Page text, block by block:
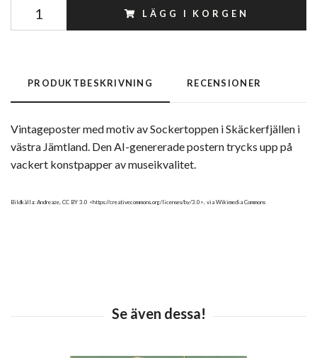
LÄGG I KORGEN
PRODUKTBESKRIVNING RECENSIONER
Vintageposter med motiv av Sockertoppen i Skäckerfjällen i
västra Jämtland. Den AI-genererade postern trycks upp på
vackert konstpapper av museikvalitet.
Bildkälla: Andreaze, CC BY 3.0 <https://creativecommons.org/licenses/by/3.0>, via Wikimedia Commons